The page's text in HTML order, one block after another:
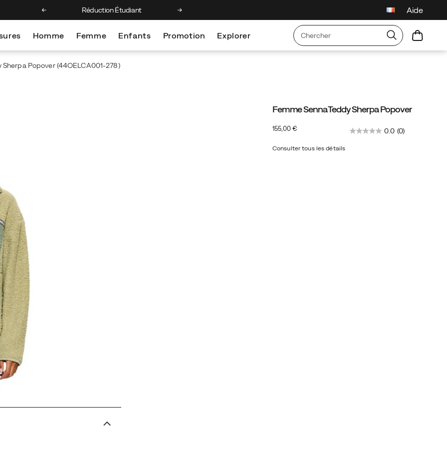
commande Réduction Étudiant Retours gratuits sur toutes les commandes Aide
Homme Femme Enfants Promotion Explorer
Sherpa Popover (44OELCA001-278)
Femme Senna Teddy Sherpa Popover
155,00 €InStock 0.0 (0)
Consulter tous les détails